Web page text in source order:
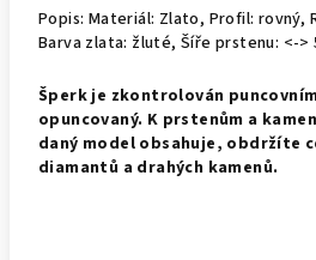
Popis: Materiál: Zlato, Profil: rovný,
Barva zlata: žluté, Šíře prstenu: <->
Šperk je zkontrolován
opuncovaný. K prstenům a
daný model obsahuje, obdržíte
diamantů a drahých kamenů.